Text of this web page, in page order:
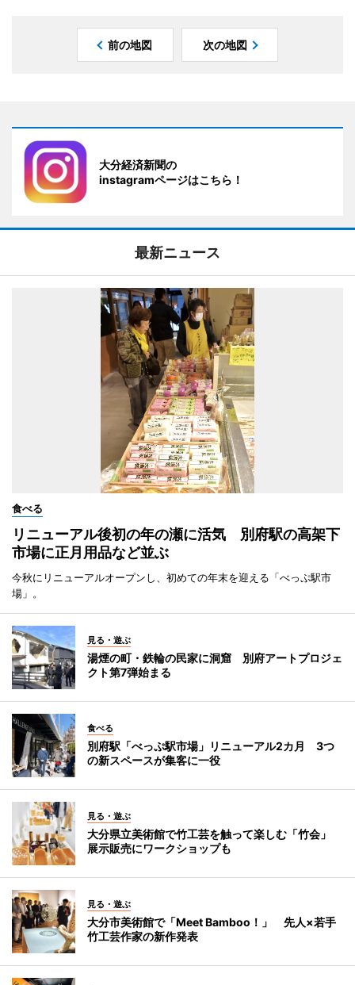
前の地図 次の地図
大分経済新聞の
instagramページはこちら！
最新ニュース
食べる
リニューアル後初の年の瀬に活気 別府駅の高架下
市場に正月用品など並ぶ
今秋にリニューアルオープンし、初めての年末を迎える「べっぷ駅市
場」。
見る・遊ぶ
湯煙の町・鉄輪の民家に洞窟 別府アートプロジェ
クト第7弾始まる
食べる
別府駅「べっぷ駅市場」リニューアル2カ月 3つ
の新スペースが集客に一役
見る・遊ぶ
大分県立美術館で竹工芸を触って楽しむ「竹会」
展示販売にワークショップも
見る・遊ぶ
大分市美術館で「Meet Bamboo！」 先人×若手
竹工芸作家の新作発表